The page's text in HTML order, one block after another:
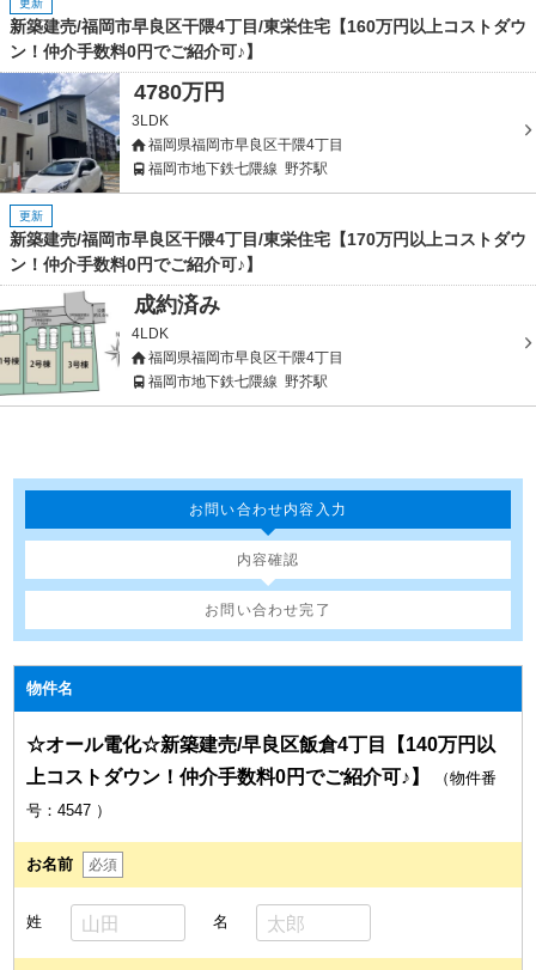
更新
新築建売/福岡市早良区干隈4丁目/東栄住宅【160万円以上コストダウ
ン！仲介手数料0円でご紹介可♪】
4780万円
3LDK
福岡県福岡市早良区干隈4丁目
福岡市地下鉄七隈線 野芥駅
更新
新築建売/福岡市早良区干隈4丁目/東栄住宅【170万円以上コストダウ
ン！仲介手数料0円でご紹介可♪】
成約済み
4LDK
福岡県福岡市早良区干隈4丁目
福岡市地下鉄七隈線 野芥駅
お問い合わせ内容入力
内容確認
お問い合わせ完了
物件名
☆オール電化☆新築建売/早良区飯倉4丁目【140万円以
上コストダウン！仲介手数料0円でご紹介可♪】
（物件番
号：4547 ）
お名前 必須
姓 名